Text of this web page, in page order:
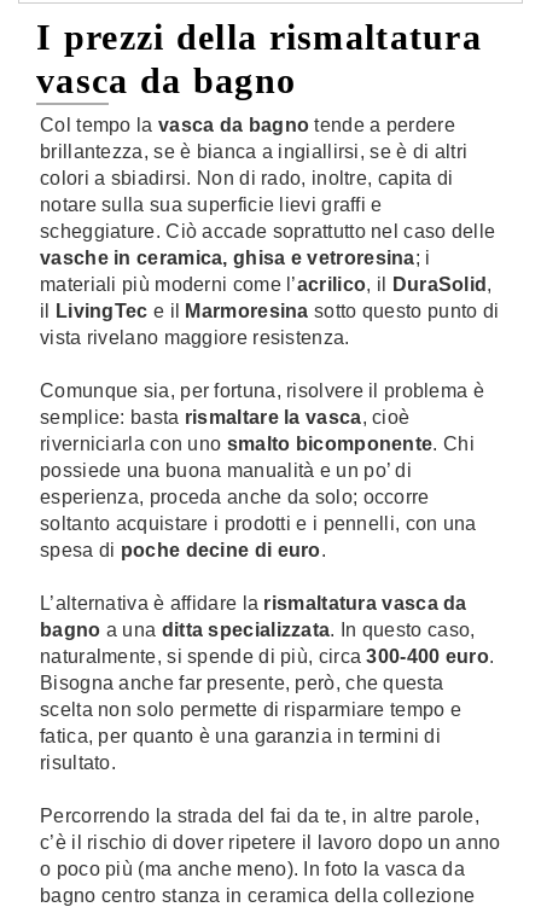
I prezzi della rismaltatura
vasca da bagno
Col tempo la vasca da bagno tende a perdere
brillantezza, se è bianca a ingiallirsi, se è di altri
colori a sbiadirsi. Non di rado, inoltre, capita di
notare sulla sua superficie lievi graffi e
scheggiature. Ciò accade soprattutto nel caso delle
vasche in ceramica, ghisa e vetroresina; i
materiali più moderni come l’acrilico, il DuraSolid ,
il
LivingTec e il Marmoresina sotto questo punto di
vista rivelano maggiore resistenza.
Comunque sia, per fortuna, risolvere il problema è
semplice: basta rismaltare la vasca, cioè
riverniciarla con uno smalto bicomponente. Chi
possiede una buona manualità e un po’ di
esperienza, proceda anche da solo; occorre
soltanto acquistare i prodotti e i pennelli, con una
spesa di poche decine di euro.
L’alternativa è affidare la rismaltatura vasca da
bagno a una ditta specializzata. In questo caso,
naturalmente, si spende di più, circa300-400 euro.
Bisogna anche far presente, però, che questa
scelta non solo permette di risparmiare tempo e
fatica, per quanto è una garanzia in termini di
risultato.
Percorrendo la strada del fai da te, in altre parole,
c’è il rischio di dover ripetere il lavoro dopo un anno
o poco più (ma anche meno). In foto la vasca da
bagno centro stanza in ceramica della collezione